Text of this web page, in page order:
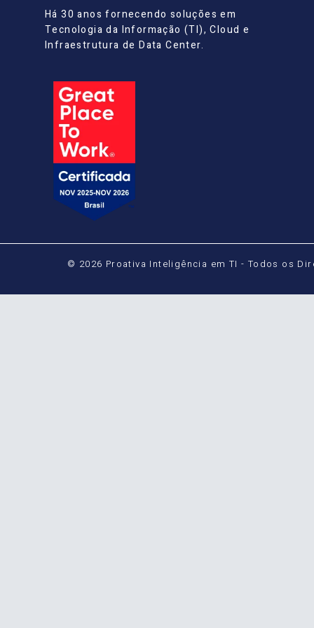
Há 30 anos fornecendo soluções em
Tecnologia da Informação (TI), Cloud e
Infraestrutura de Data Center.
© 2026 Proativa Inteligência em TI - Todos os